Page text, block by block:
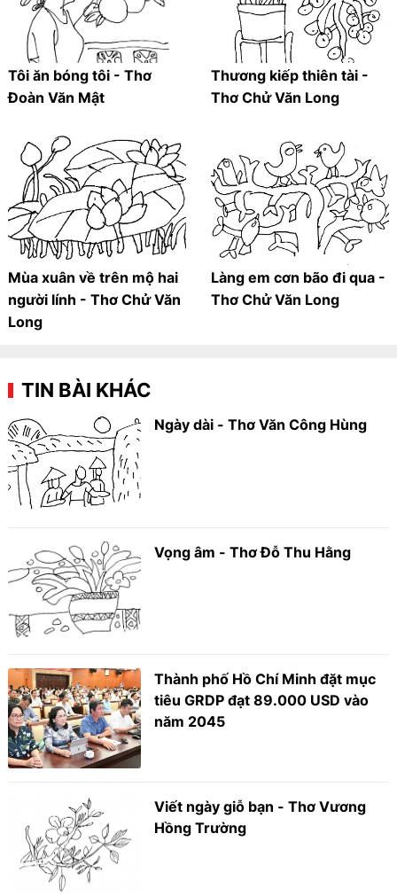
Tôi ăn bóng tôi - Thơ
Đoàn Văn Mật
Thương kiếp thiên tài -
Thơ Chử Văn Long
Mùa xuân về trên mộ hai
người lính - Thơ Chử Văn
Long
Làng em cơn bão đi qua -
Thơ Chử Văn Long
TIN BÀI KHÁC
Ngày dài - Thơ Văn Công Hùng
Vọng âm - Thơ Đỗ Thu Hằng
Thành phố Hồ Chí Minh đặt mục
tiêu GRDP đạt 89.000 USD vào
năm 2045
Viết ngày giỗ bạn - Thơ Vương
Hồng Trường